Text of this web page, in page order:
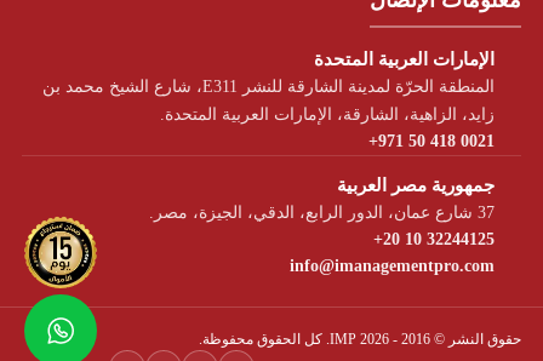
الإمارات العربية المتحدة
المنطقة الحرّة لمدينة الشارقة للنشر E311، شارع الشيخ محمد بن
زايد، الزاهية، الشارقة، الإمارات العربية المتحدة.
+971 50 418 0021
جمهورية مصر العربية
37 شارع عمان، الدور الرابع، الدقي، الجيزة، مصر.
+20 10 32244125
info@imanagementpro.com